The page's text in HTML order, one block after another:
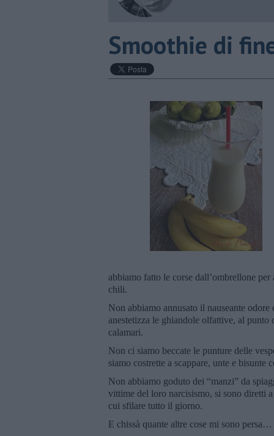
Smoothie di
abbiamo fatto le corse dall’ombrellone
chili.
Non abbiamo annusato il nauseante
anestetizza le ghiandole olfattive, al
calamari.
Non ci siamo beccate le punture delle
siamo costrette a scappare, unte e bisunte
Non abbiamo goduto dei “manzi” da
vittime del loro narcisismo, si sono diretti
cui sfilare tutto il giorno.
E chissà quante altre cose mi sono persa…